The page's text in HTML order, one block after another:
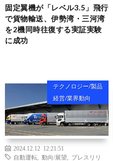
固定翼機が「レベル3.5」飛行
で貨物輸送、伊勢湾・三河湾
を2機同時往復する実証実験
に成功
テクノロジー/製品
経営/業界動向
2024.12.12 12:21:51
自動運転
動向/展望
プレスリリ